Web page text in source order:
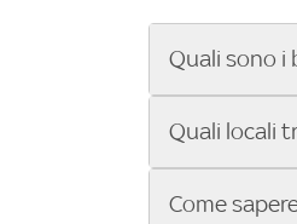
Quali sono i
Se cerchi un
ENILIVE, la
Sky Bar ti
Quali locali
Vuoi sapere
Come